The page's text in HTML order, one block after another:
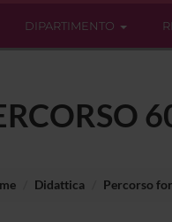
DIPARTIMENTO
Didattica Percorso